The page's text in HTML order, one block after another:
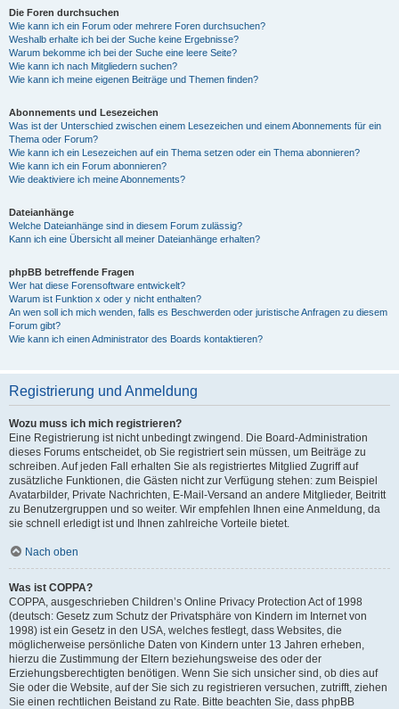
Die Foren durchsuchen
Wie kann ich ein Forum oder mehrere Foren durchsuchen?
Weshalb erhalte ich bei der Suche keine Ergebnisse?
Warum bekomme ich bei der Suche eine leere Seite?
Wie kann ich nach Mitgliedern suchen?
Wie kann ich meine eigenen Beiträge und Themen finden?
Abonnements und Lesezeichen
Was ist der Unterschied zwischen einem Lesezeichen und einem Abonnements für ein
Thema oder Forum?
Wie kann ich ein Lesezeichen auf ein Thema setzen oder ein Thema abonnieren?
Wie kann ich ein Forum abonnieren?
Wie deaktiviere ich meine Abonnements?
Dateianhänge
Welche Dateianhänge sind in diesem Forum zulässig?
Kann ich eine Übersicht all meiner Dateianhänge erhalten?
phpBB betreffende Fragen
Wer hat diese Forensoftware entwickelt?
Warum ist Funktion x oder y nicht enthalten?
An wen soll ich mich wenden, falls es Beschwerden oder juristische Anfragen zu diesem
Forum gibt?
Wie kann ich einen Administrator des Boards kontaktieren?
Registrierung und Anmeldung
Wozu muss ich mich registrieren?
Eine Registrierung ist nicht unbedingt zwingend. Die Board-Administration
dieses Forums entscheidet, ob Sie registriert sein müssen, um Beiträge zu
schreiben. Auf jeden Fall erhalten Sie als registriertes Mitglied Zugriff auf
zusätzliche Funktionen, die Gästen nicht zur Verfügung stehen: zum Beispiel
Avatarbilder, Private Nachrichten, E-Mail-Versand an andere Mitglieder, Beitritt
zu Benutzergruppen und so weiter. Wir empfehlen Ihnen eine Anmeldung, da
sie schnell erledigt ist und Ihnen zahlreiche Vorteile bietet.
Nach oben
Was ist COPPA?
COPPA, ausgeschrieben Children’s Online Privacy Protection Act of 1998
(deutsch: Gesetz zum Schutz der Privatsphäre von Kindern im Internet von
1998) ist ein Gesetz in den USA, welches festlegt, dass Websites, die
möglicherweise persönliche Daten von Kindern unter 13 Jahren erheben,
hierzu die Zustimmung der Eltern beziehungsweise des oder der
Erziehungsberechtigten benötigen. Wenn Sie sich unsicher sind, ob dies auf
Sie oder die Website, auf der Sie sich zu registrieren versuchen, zutrifft, ziehen
Sie einen rechtlichen Beistand zu Rate. Bitte beachten Sie, dass phpBB